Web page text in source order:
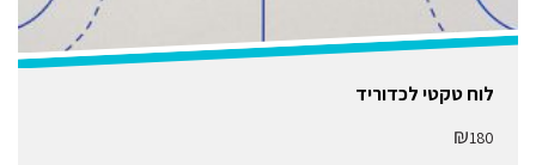
לוח טקטי לכדוריד
₪180